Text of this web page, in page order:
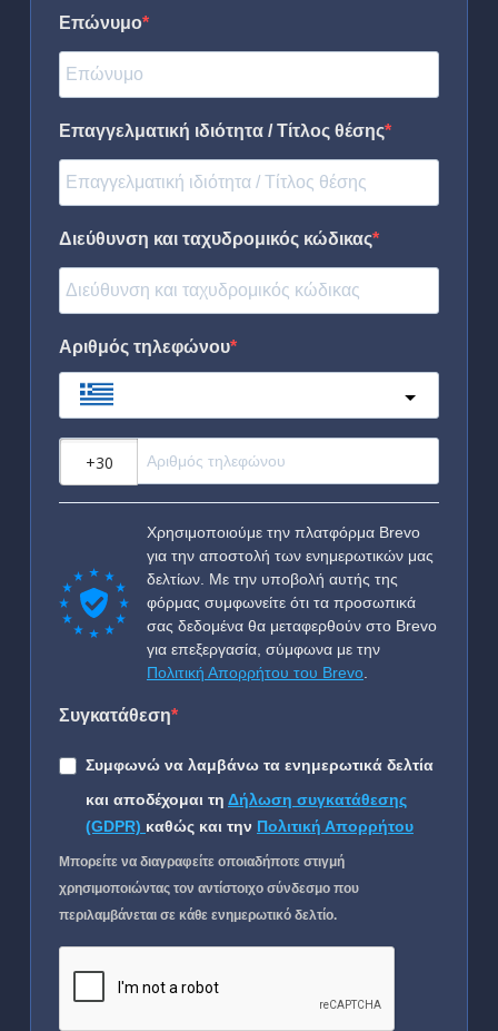
Επώνυμο
Επαγγελματική ιδιότητα / Τίτλος θέσης
Διεύθυνση και ταχυδρομικός κώδικας
Αριθμός τηλεφώνου
Χρησιμοποιούμε την πλατφόρμα Brevo
για την αποστολή των ενημερωτικών μας
δελτίων. Με την υποβολή αυτής της
φόρμας συμφωνείτε ότι τα προσωπικά
σας δεδομένα θα μεταφερθούν στο Brevo
για επεξεργασία, σύμφωνα με την
Πολιτική Απορρήτου του Brevo
Συγκατάθεση
Συμφωνώ να λαμβάνω τα ενημερωτικά δελτία
και αποδέχομαι τη Δήλωση συγκατάθεσης
(GDPR) καθώς και την Πολιτική Απορρήτου
Μπορείτε να διαγραφείτε οποιαδήποτε στιγμή
χρησιμοποιώντας τον αντίστοιχο σύνδεσμο που
περιλαμβάνεται σε κάθε ενημερωτικό δελτίο.